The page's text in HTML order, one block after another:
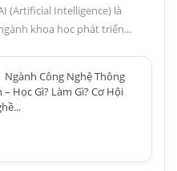
(Artificial Intelligence) là
khoa học phát triển...
Ngành Công Nghệ Thông
– Học Gì? Làm Gì? Cơ Hội